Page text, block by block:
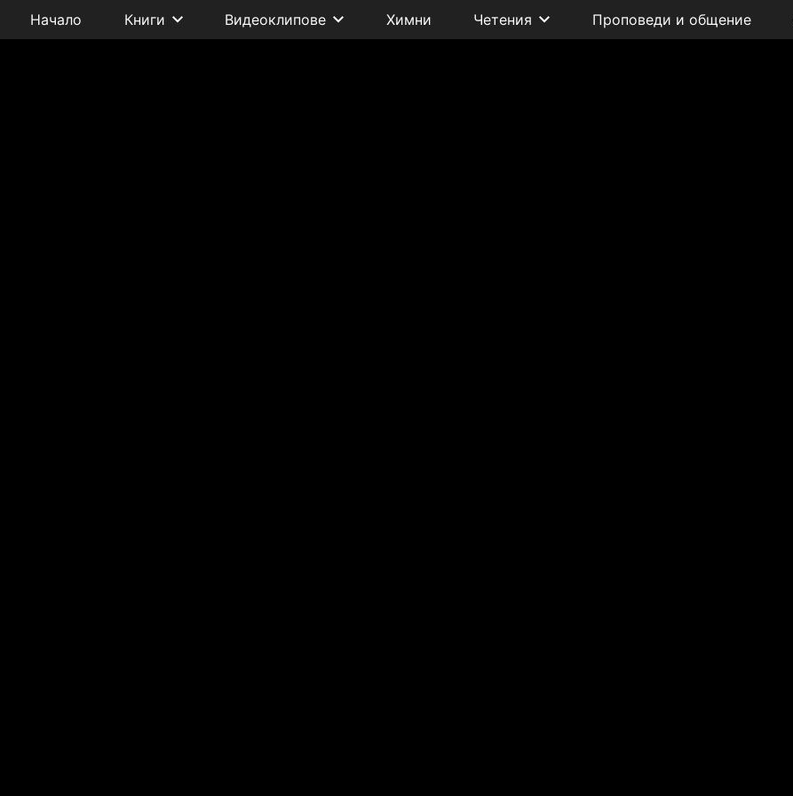
Начало Книги Видеоклипове Химни Четения Проповеди и общение